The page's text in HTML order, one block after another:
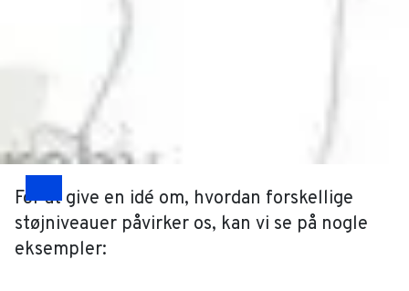
Drag
Støjniveauer måles i decibel (dB), og selv små
ændringer i støjniveauet kan have stor
betydning for vores trivsel.
For at give en idé om, hvordan forskellige
støjniveauer påvirker os, kan vi se på nogle
eksempler: